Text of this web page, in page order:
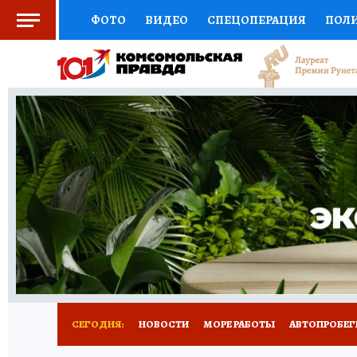
ФОТО ВИДЕО СПЕЦОПЕРАЦИЯ
СОЦПОДДЕРЖКА НАУКА СПОРТ
ВЫБОР ЭКСПЕРТОВ ДОКТОР
КНИЖНАЯ ПОЛКА ПРОГНОЗЫ НА СПОРТ
ПРЕСС-ЦЕНТР НЕДВИЖИМОСТЬ
ВСЕ О КП РАДИО КП ТЕСТЫ НОВОЕ
СЕГОДНЯ: НОВОСТИ МОРЕ РАБОТЫ